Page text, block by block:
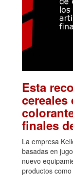
Esta
finales
La empresa
basadas en
nuevo
productos